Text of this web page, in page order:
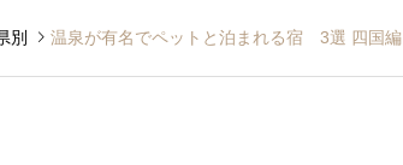
別 温泉が有名でペットと泊まれる宿 3選 四国編